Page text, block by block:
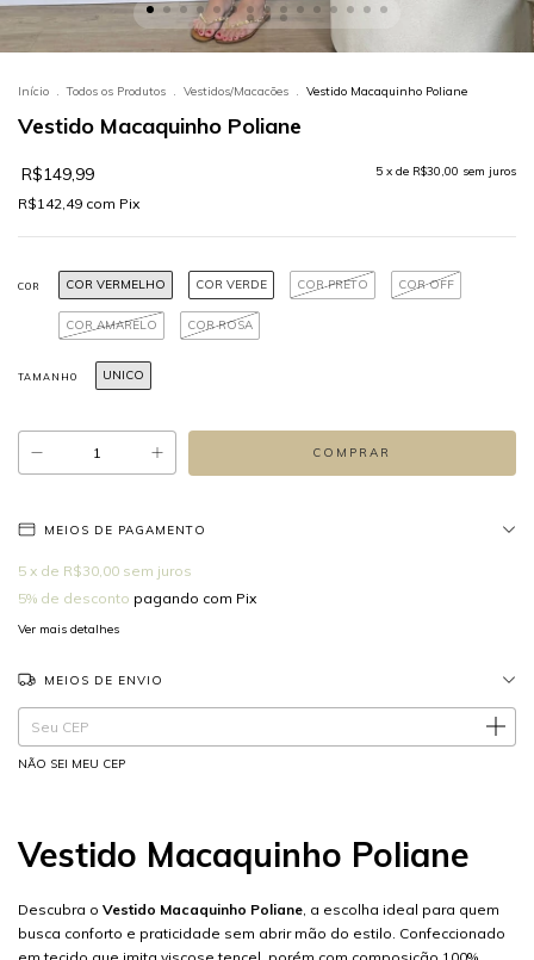
Início . Todos os Produtos . Vestidos/Macacões . Vestido Macaquinho Poliane
Vestido Macaquinho Poliane
R$149,99 5 x de R$30,00 sem juros
R$142,49 com Pix
COR COR VERMELHO COR VERDE COR PRETO COR OFF
COR AMARELO COR ROSA
TAMANHO UNICO
MEIOS DE PAGAMENTO
5 x de R$30,00 sem juros
5% de desconto pagando com Pix
Ver mais detalhes
MEIOS DE ENVIO
Entregas para o CEP: ALTERAR CEP
NÃO SEI MEU CEP
Vestido Macaquinho Poliane
Descubra o Vestido Macaquinho Poliane , a escolha ideal para quem
busca conforto e praticidade sem abrir mão do estilo. Confeccionado